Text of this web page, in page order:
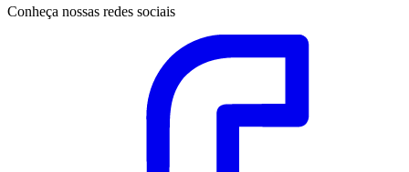
Conheça nossas redes sociais